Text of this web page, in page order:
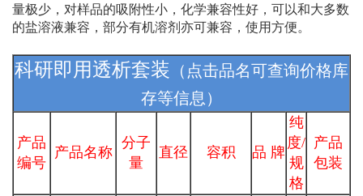
量极少，对样品的吸附性小，化学兼容性好，可以和大多数
的盐溶液兼容，部分有机溶剂亦可兼容，使用方便。
科研即用透析套装 （点击品名可查询价格库
存等信息）
产品
编号
产品名称
分子
量
直径 容积 品 牌
纯
度/
规
格
产品
包装